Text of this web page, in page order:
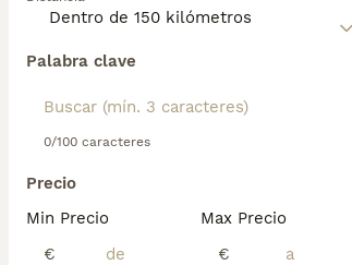
Palabra clave
0/100 caracteres
Precio
Min Precio
€
Max Precio
€